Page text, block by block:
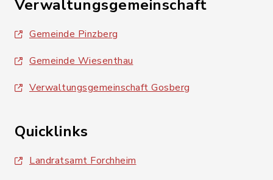
Verwaltungsgemeinschaft
Gemeinde Pinzberg
Gemeinde Wiesenthau
Verwaltungsgemeinschaft Gosberg
Quicklinks
Landratsamt Forchheim